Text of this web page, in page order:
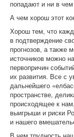
попадают и ни в
А чем хорош этот
Хорош тем, что
в подтверждение
прогнозов, а также
источников можно
первопричин
их развития. Все с
дальнейшего
пространстве,
происходящее к
выигрыши и риски
и нашего